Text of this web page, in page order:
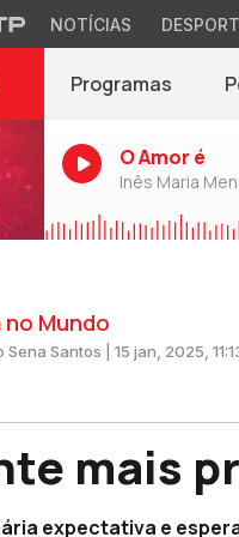
NOTÍCIAS
Programas
O Amor é
Inês Maria
no Mundo
Santos | 15 jan, 2025,
mais
expectativa e